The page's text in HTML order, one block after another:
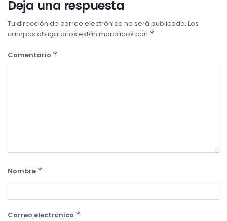
Deja una respuesta
Tu dirección de correo electrónico no será publicada. Los
campos obligatorios están marcados con *
Comentario *
Nombre *
Correo electrónico *